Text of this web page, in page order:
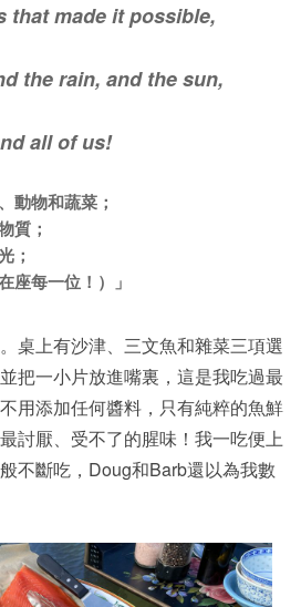
that made it possible,
the rain, and the sun,
all of us!
動物和蔬菜；
質；
；
座每一位！）」
桌上有沙津、三文魚和雜菜三項選
把一小片放進嘴裏，這是我吃過最
用添加任何醬料，只有純粹的魚鮮
討厭、受不了的腥味！我一吃便上
不斷吃，Doug和Barb還以為我數